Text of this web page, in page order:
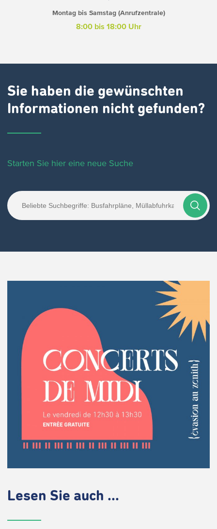
Montag bis Samstag (Anrufzentrale)
8:00 bis 18:00 Uhr
Sie haben die gewünschten
Informationen nicht gefunden?
Starten Sie hier eine neue Suche
Lesen Sie auch ...